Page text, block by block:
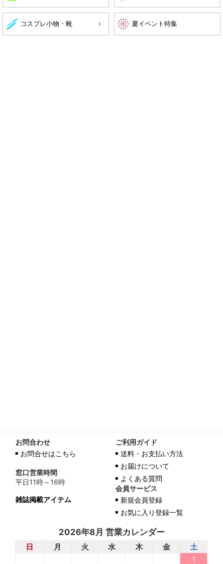
コスプレ小物・靴
お問合わせ
お問合せはこちら
窓口営業時間
平日11時～16時
雑誌掲載アイテム
ご利用ガイド
送料・お支払い方法
お届けについて
よくある質問
会員サービス
新規会員登録
お気に入り登録一覧
2026年8月 営業カレンダー
日 月 火 水 木 金
土
1